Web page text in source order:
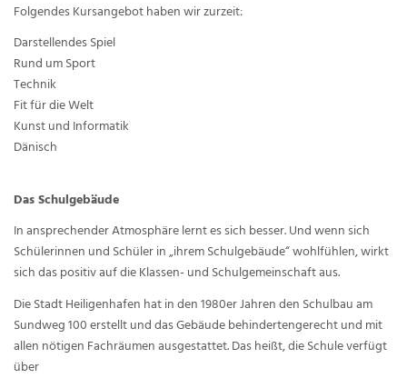
Folgendes Kursangebot haben wir zurzeit:
Darstellendes Spiel
Rund um Sport
Technik
Fit für die Welt
Kunst und Informatik
Dänisch
Das Schulgebäude
In ansprechender Atmosphäre lernt es sich besser. Und wenn sich
Schülerinnen und Schüler in „ihrem Schulgebäude“ wohlfühlen, wirkt
sich das positiv auf die Klassen- und Schulgemeinschaft aus.
Die Stadt Heiligenhafen hat in den 1980er Jahren den Schulbau am
Sundweg 100 erstellt und das Gebäude behindertengerecht und mit
allen nötigen Fachräumen ausgestattet. Das heißt, die Schule verfügt
über